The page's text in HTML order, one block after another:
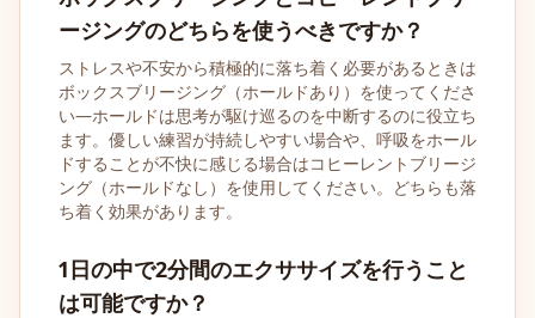
ージングのどちらを使うべきですか？
ストレスや不安から積極的に落ち着く必要があるときは
ボックスブリージング（ホールドあり）を使ってくださ
い—ホールドは思考が駆け巡るのを中断するのに役立ち
ます。優しい練習が持続しやすい場合や、呼吸をホール
ドすることが不快に感じる場合はコヒーレントブリージ
ング（ホールドなし）を使用してください。どちらも落
ち着く効果があります。
1日の中で2分間のエクササイズを行うこと
は可能ですか？